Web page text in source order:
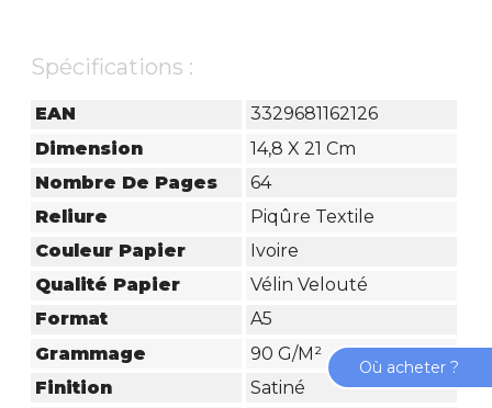
Spécifications :
EAN
3329681162126
Dimension
14,8 X 21 Cm
Nombre De Pages
64
Reliure
Piqûre Textile
Couleur Papier
Ivoire
Qualité Papier
Vélin Velouté
Format
A5
Grammage
90 G/m²
Finition
Satiné
Où acheter ?